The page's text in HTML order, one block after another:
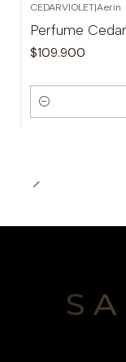
CEDARVIOLET|Aerin
Perfume
$109.900
Cantidad